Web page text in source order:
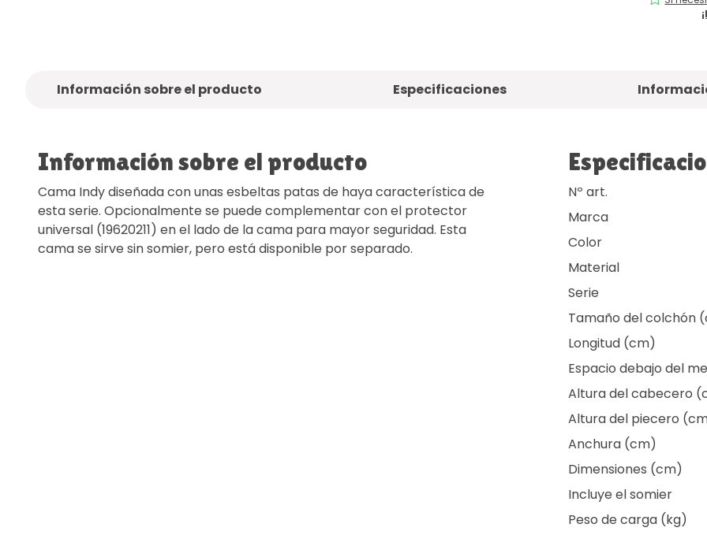
Información sobre el producto Especificaciones
Información sobre el producto
Cama Indy diseñada con unas esbeltas patas de haya característica de
esta serie. Opcionalmente se puede complementar con el protector
universal (19620211) en el lado de la cama para mayor seguridad. Esta
cama se sirve sin somier, pero está disponible por separado.
Nº art.
Marca
Color
Material
Serie
Tamaño del colchón
Longitud (cm)
Espacio debajo del
Altura del cabecero
Altura del piecero
Anchura (cm)
Dimensiones (cm)
Incluye el somier
Peso de carga (kg)